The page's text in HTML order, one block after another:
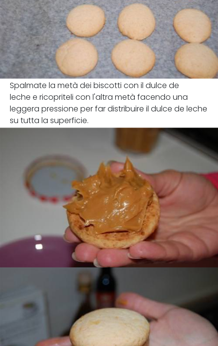
Spalmate la metà dei biscotti con il dulce de
leche e ricopriteli con l'altra metà facendo una
leggera pressione per far distribuire il dulce de leche
su tutta la superficie.